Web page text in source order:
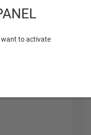
want to activate
pur